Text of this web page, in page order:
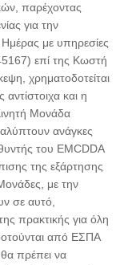
παρέχοντας
για την
Ημέρας με υπηρεσίες
επί της Κωστή
χρηματοδοτείται
και η
Μονάδα
ανάγκες
του EMCDDA
της εξάρτησης
με την
σε αυτό,
πρακτικής για όλη
από ΕΣΠΑ
πρέπει να